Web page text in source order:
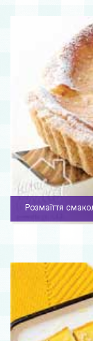
Розмаїття